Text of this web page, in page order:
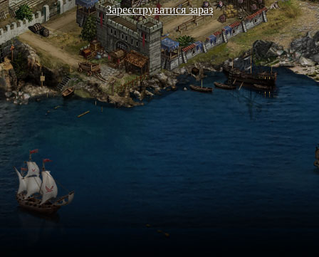
Зареєструватися зараз